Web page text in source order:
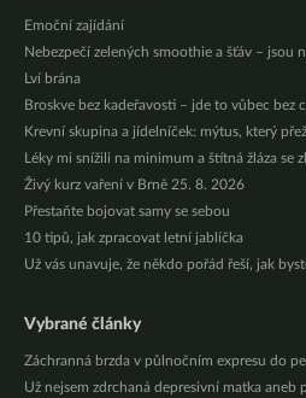
Emoční zajídání
Nebezpečí zelených smoothie a šťáv – jsou
Lví brána
Broskve bez kadeřavosti – jde to vůbec bez
Krevní skupina a jídelníček: mýtus, který
Léky mi snížili na minimum a štítná žláza se
Živý kurz vaření v Brně 25. 8. 2026
Přestaňte bojovat samy se sebou
10 tipů, jak zpracovat letní jablíčka
Už vás unavuje, že někdo pořád řeší, jak
Vybrané články
Záchranná brzda v půlnočním expresu do
Už nejsem zdrchaná depresivní matka aneb